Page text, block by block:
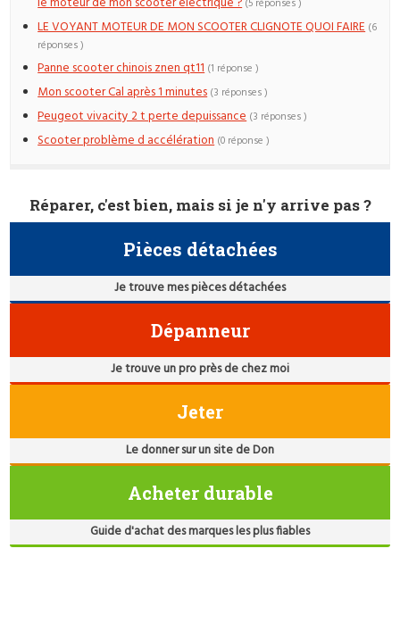
(5 réponses )
LE VOYANT MOTEUR DE MON SCOOTER CLIGNOTE QUOI FAIRE (6
réponses )
Panne scooter chinois znen qt11 (1 réponse )
Mon scooter Cal après 1 minutes (3 réponses )
Peugeot vivacity 2 t perte depuissance (3 réponses )
Scooter problème d accélération (0 réponse )
Réparer, c'est bien, mais si je n'y arrive pas ?
Pièces détachées
Je trouve mes pièces détachées
Dépanneur
Je trouve un pro près de chez moi
Jeter
Le donner sur un site de Don
Acheter durable
Guide d'achat des marques les plus fiables